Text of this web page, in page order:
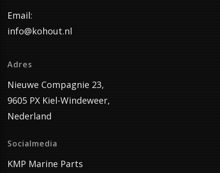
Email:
info@kohout.nl
Adres
Nieuwe Compagnie 23,
9605 PX Kiel-Windeweer,
Nederland
Socialmedia
KMP Marine Parts